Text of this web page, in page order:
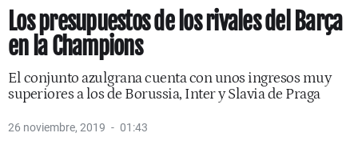
Los presupuestos de los rivales del Barça
en la Champions
El conjunto azulgrana cuenta con unos ingresos muy
superiores a los de Borussia, Inter y Slavia de Praga
26 noviembre, 2019 01:43